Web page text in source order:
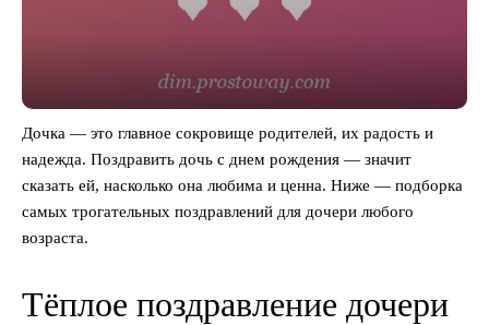
Дочка — это главное сокровище родителей, их радость и
надежда. Поздравить дочь с днем рождения — значит
сказать ей, насколько она любима и ценна. Ниже — подборка
самых трогательных поздравлений для дочери любого
возраста.
Тёплое поздравление дочери